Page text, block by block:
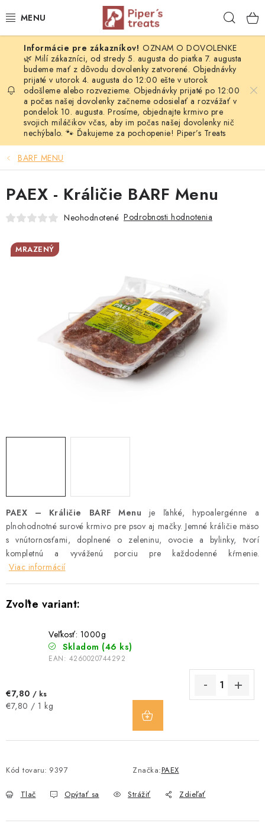
na
NAŠE SPRÁVY
PIPER'S NOVINKY
BARF PRE PSOV
BARF PRE MAČKY
MRAZOM SUŠENÉ PAMLSKY
SUŠENÉ KOMPLETNÉ MENU
Vernostný program a zľavy
Obchodné podmienky
Reklamačný poriadok
Ochrana osobných údajov
O nás – Piper’s Treats
Kontakt
BARF pre psov a mačky – FAQ
Odstúpiť od zmluvy tu
OZNAM O DOVOLENKE
🌿 Milí zákazníci, od stredy 5. augusta do piatka 7. augusta
budeme mať z dôvodu dovolenky zatvorené. Objednávky
prijaté v utorok 4. augusta do 12:00 ešte v utorok
odošleme alebo rozvezieme. Objednávky prijaté po 12:00
a počas našej dovolenky začneme odosielať a rozvážať v
pondelok 10. augusta. Prosíme, objednajte krmivo pre
svojich miláčikov včas, aby im počas našej dovolenky nič
nechýbalo. 🐾 Ďakujeme za pochopenie! Piper’s Treats
BARF MENU
PAEX – Králičie BARF Menu je ľahké, hypoalergénne a
plnohodnotné surové krmivo pre psov aj mačky. Jemné králičie mäso
s vnútornosťami, doplnené o zeleninu, ovocie a bylinky, tvorí
kompletnú a vyváženú porciu pre každodenné kŕmenie.
Viac informácií
Veľkosť: 1000g
Skladom (46 ks)
EAN: 4260020744292
€7,80 / ks
Jednotková
€7,80 / 1 kg
Kód tovaru: 9397 Značka:PAEX
Tlač Opýtať sa Strážiť Zdieľať
PAEX - Králičie BARF Menu
Neohodnotené Podrobnosti hodnotenia
MRAZENÝ